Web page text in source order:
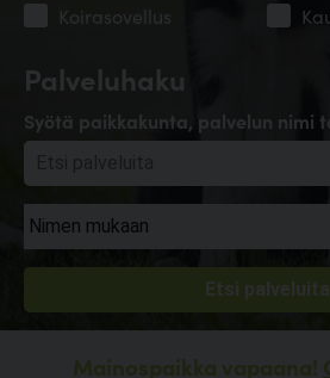
Palveluhaku
Syötä paikkakunta, palvelun nimi
Koirasovellus
Mainospaikka vapaana!